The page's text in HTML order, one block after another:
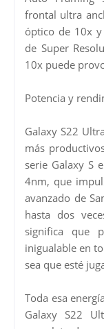
frontal ultra
óptico de 10x
de Super
10x puede
Potencia y
Galaxy S22
más
serie Galaxy S
4nm, que
avanzado de
hasta dos
significa que
inigualable en
sea que esté
Toda esa
Galaxy S22